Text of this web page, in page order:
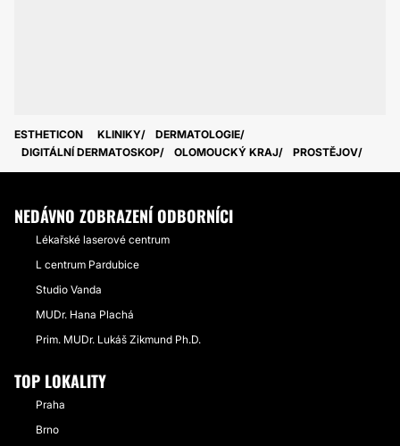
ESTHETICON KLINIKY
DERMATOLOGIE
DIGITÁLNÍ DERMATOSKOP
OLOMOUCKÝ KRAJ PROSTĚJOV
NEDÁVNO ZOBRAZENÍ ODBORNÍCI
Lékařské laserové centrum
L centrum Pardubice
Studio Vanda
MUDr. Hana Plachá
Prim. MUDr. Lukáš Zikmund Ph.D.
TOP LOKALITY
Praha
Brno